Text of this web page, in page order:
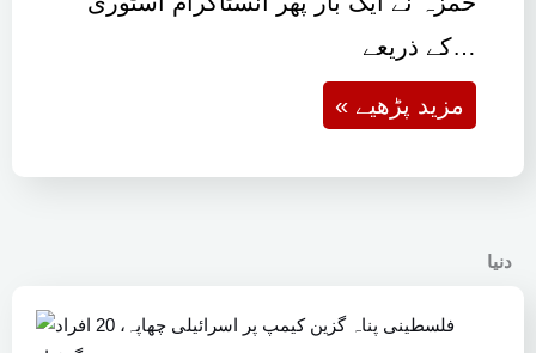
کے ذریعے…
« مزید پڑھیے
دنیا